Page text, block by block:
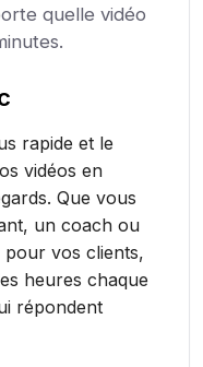
quelle vidéo
rapide et le
vidéos en
Que vous
un coach ou
pour vos clients,
heures chaque
répondent